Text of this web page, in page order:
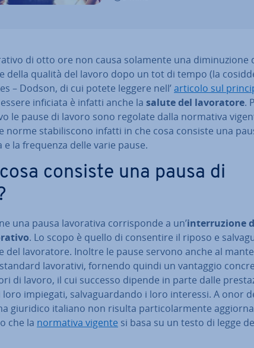
di otto ore non causa solamente una di­mi­nu­zio­ne
della qualità del lavoro dopo un tot di tempo (la
– Dodson, di cui potete leggere nell’articolo sul
essere inficiata è infatti anche la salute del la­vo­ra­to­re.
le pause di lavoro sono regolate dalla normativa
norme sta­bi­li­sco­no infatti in che cosa consiste una
e la frequenza delle varie pause.
consiste una pausa di
una pausa la­vo­ra­ti­va cor­ri­spon­de a un’in­ter­ru­zio­ne
. Lo scopo è quello di con­sen­ti­re il riposo e
del la­vo­ra­to­re. Inoltre le pause servono anche al
la­vo­ra­ti­vi, fornendo quindi un vantaggio
di lavoro, il cui successo dipende in parte dalle
impiegati, sal­va­guar­dan­do i loro interessi. A onor
giuridico italiano non risulta par­ti­co­lar­men­te
che la normativa vigente si basa su un testo di legge